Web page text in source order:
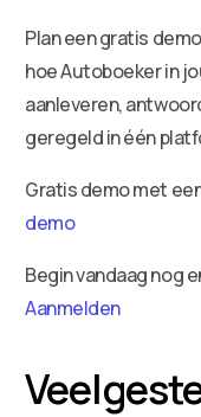
Plan een gratis
hoe Autoboeker in
aanleveren,
geregeld in één
Gratis demo met
demo
Begin vandaag nog
Aanmelden